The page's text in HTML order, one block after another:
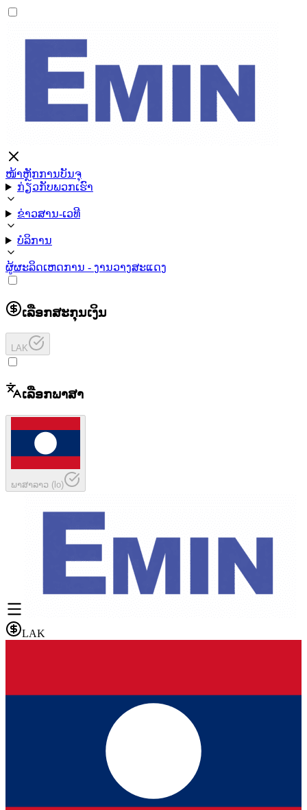
ໜ້າຫຼັກການບັນຈຸ
ກ່ຽວກັບພວກເຮົາ
ຂ່າວສານ-ເວທີ
ບໍລິການ
ຜູ້ຜະລິດເຫດການ - ງານວາງສະແດງ
ເລືອກສະກຸນເງິນ
LAK
ເລືອກພາສາ
ພາສາລາວ (lo)
LAK